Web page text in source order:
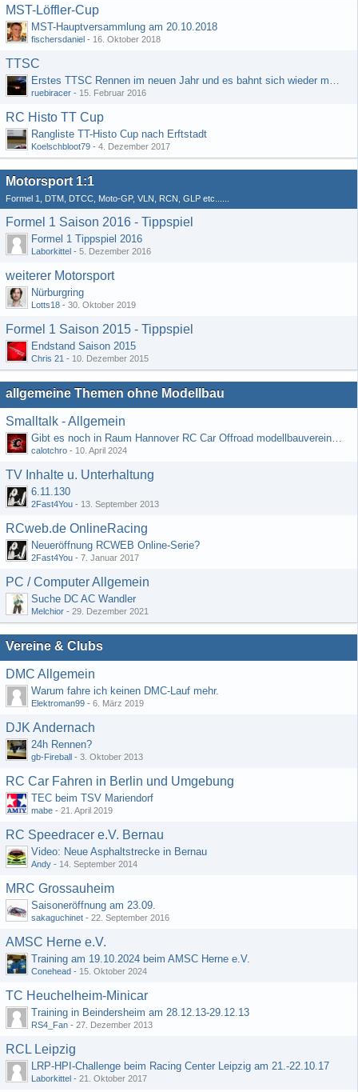
MST-Löffler-Cup
MST-Hauptversammlung am 20.10.2018
fischersdaniel - 16. Oktober 2018
TTSC
Erstes TTSC Rennen im neuen Jahr und es bahnt sich wieder mal eine Rekordteilnehmerzahl an
ruebiracer - 15. Februar 2016
RC Histo TT Cup
Rangliste TT-Histo Cup nach Erftstadt
Koelschbloot79 - 4. Dezember 2017
Motorsport 1:1
Formel 1, DTM, DTCC, Moto-GP, VLN, RCN, GLP etc......
Formel 1 Saison 2016 - Tippspiel
Formel 1 Tippspiel 2016
Laborkittel - 5. Dezember 2016
weiterer Motorsport
Nürburgring
Lotts18 - 30. Oktober 2019
Formel 1 Saison 2015 - Tippspiel
Endstand Saison 2015
Chris 21 - 10. Dezember 2015
allgemeine Themen ohne Modellbau
Smalltalk - Allgemein
Gibt es noch in Raum Hannover RC Car Offroad modellbauvereine, habe selbst schon gegoogelt aber erfolglos
calotchro - 10. April 2024
TV Inhalte u. Unterhaltung
6.11.130
2Fast4You - 13. September 2013
RCweb.de OnlineRacing
Neueröffnung RCWEB Online-Serie?
2Fast4You - 7. Januar 2017
PC / Computer Allgemein
Suche DC AC Wandler
Melchior - 29. Dezember 2021
Vereine & Clubs
DMC Allgemein
Warum fahre ich keinen DMC-Lauf mehr.
Elektroman99 - 6. März 2019
DJK Andernach
24h Rennen?
gb-Fireball - 3. Oktober 2013
RC Car Fahren in Berlin und Umgebung
TEC beim TSV Mariendorf
mabe - 21. April 2019
RC Speedracer e.V. Bernau
Video: Neue Asphaltstrecke in Bernau
Andy - 14. September 2014
MRC Grossauheim
Saisoneröffnung am 23.09.
sakaguchinet - 22. September 2016
AMSC Herne e.V.
Training am 19.10.2024 beim AMSC Herne e.V.
Conehead - 15. Oktober 2024
TC Heuchelheim-Minicar
Training in Beindersheim am 28.12.13-29.12.13
RS4_Fan - 27. Dezember 2013
RCL Leipzig
LRP-HPI-Challenge beim Racing Center Leipzig am 21.-22.10.17
Laborkittel - 21. Oktober 2017